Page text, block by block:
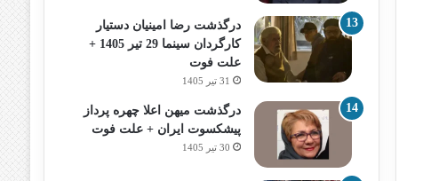
درگذشت رضا امینیان دستیار
کارگردان سینما 29 تیر 1405 +
علت فوت
31 تیر 1405
درگذشت میهن اعلا چهره پرداز
پیشکسوت ایران + علت فوت
30 تیر 1405